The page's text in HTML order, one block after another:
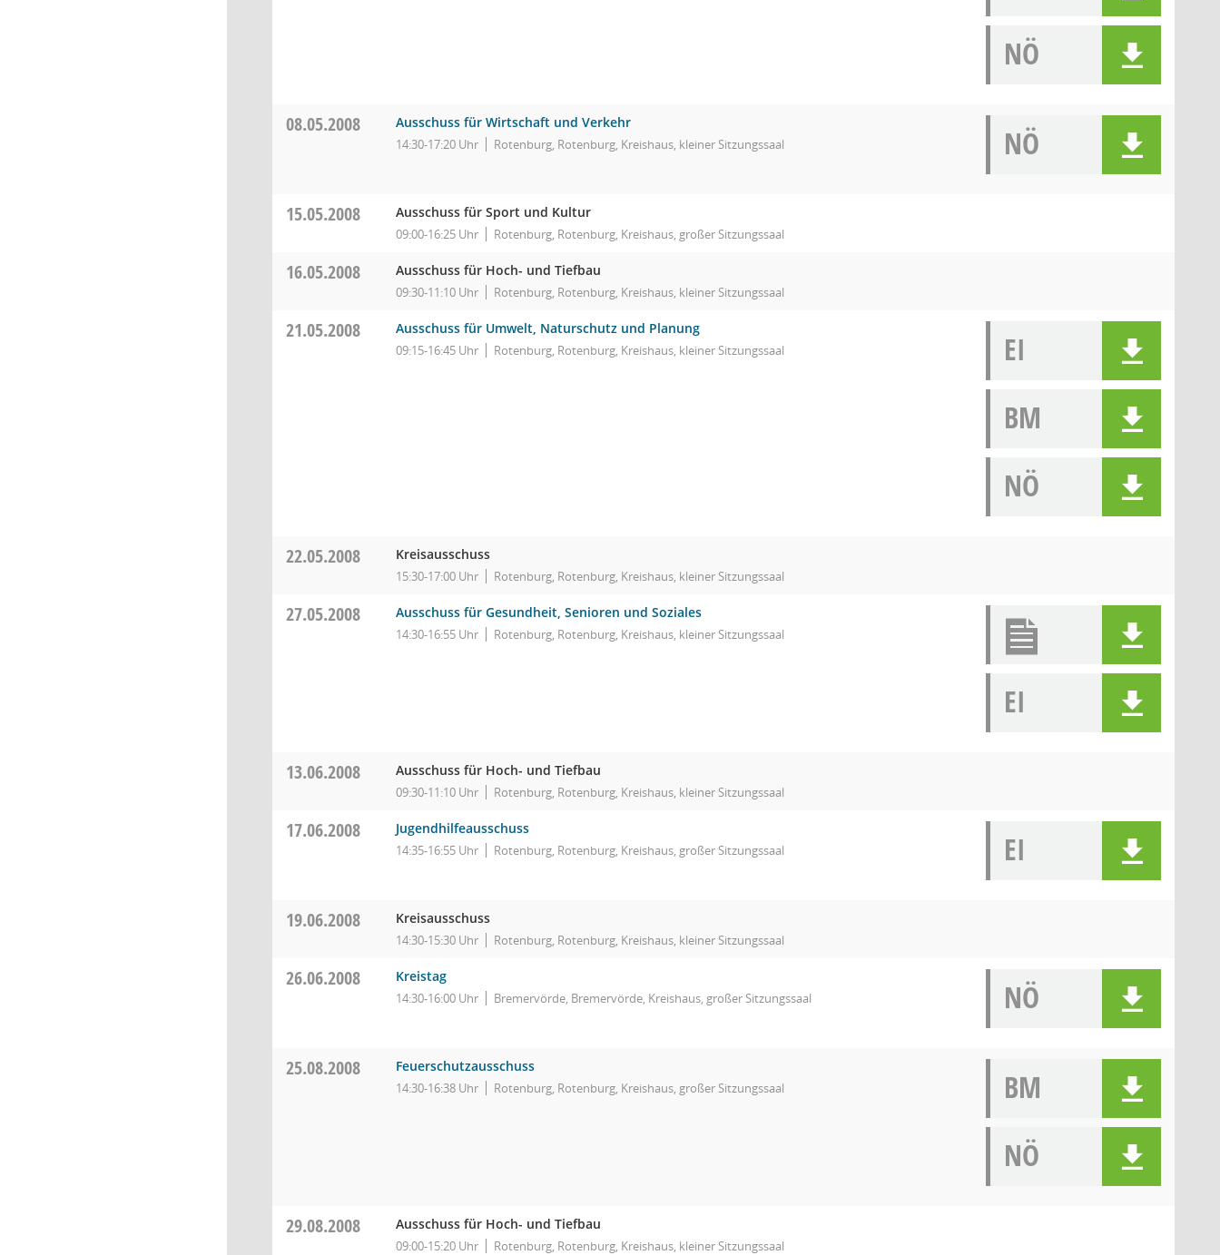
NÖ
08.05.2008 Ausschuss für Wirtschaft und Verkehr
14:30-17:20 Uhr Rotenburg, Rotenburg, Kreishaus, kleiner Sitzungssaal NÖ
15.05.2008 Ausschuss für Sport und Kultur
09:00-16:25 Uhr Rotenburg, Rotenburg, Kreishaus, großer Sitzungssaal
16.05.2008 Ausschuss für Hoch- und Tiefbau
09:30-11:10 Uhr Rotenburg, Rotenburg, Kreishaus, kleiner Sitzungssaal
21.05.2008 Ausschuss für Umwelt, Naturschutz und Planung
09:15-16:45 Uhr Rotenburg, Rotenburg, Kreishaus, kleiner Sitzungssaal
EI
BM
NÖ
22.05.2008 Kreisausschuss
15:30-17:00 Uhr Rotenburg, Rotenburg, Kreishaus, kleiner Sitzungssaal
27.05.2008 Ausschuss für Gesundheit, Senioren und Soziales
14:30-16:55 Uhr Rotenburg, Rotenburg, Kreishaus, kleiner Sitzungssaal
EI
13.06.2008 Ausschuss für Hoch- und Tiefbau
09:30-11:10 Uhr Rotenburg, Rotenburg, Kreishaus, kleiner Sitzungssaal
17.06.2008 Jugendhilfeausschuss
14:35-16:55 Uhr Rotenburg, Rotenburg, Kreishaus, großer Sitzungssaal EI
19.06.2008 Kreisausschuss
14:30-15:30 Uhr Rotenburg, Rotenburg, Kreishaus, kleiner Sitzungssaal
26.06.2008 Kreistag
14:30-16:00 Uhr Bremervörde, Bremervörde, Kreishaus, großer Sitzungssaal NÖ
25.08.2008 Feuerschutzausschuss
14:30-16:38 Uhr Rotenburg, Rotenburg, Kreishaus, großer Sitzungssaal
BM
NÖ
29.08.2008 Ausschuss für Hoch- und Tiefbau
09:00-15:20 Uhr Rotenburg, Rotenburg, Kreishaus, kleiner Sitzungssaal